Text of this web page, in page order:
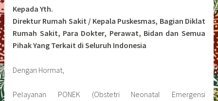
Kepada Yth.
Direktur Rumah Sakit / Kepala Puskesmas, Bagian Diklat
Rumah Sakit, Para Dokter, Perawat, Bidan dan Semua
Pihak Yang Terkait di Seluruh Indonesia
Dengan Hormat,
Pelayanan PONEK (Obstetri Neonatal Emergensi